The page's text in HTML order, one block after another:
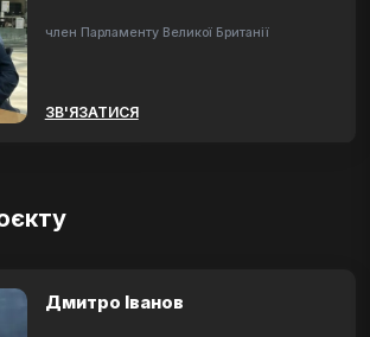
член Парламенту Великої Британії
ЗВ'ЯЗАТИСЯ
Дмитро Іванов